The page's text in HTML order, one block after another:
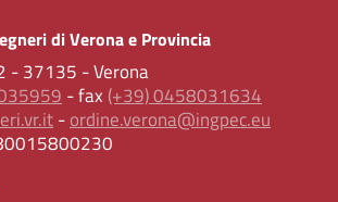
di Verona e Provincia
- 37135 - Verona
- fax (+39) 0458031634
-ordine.verona@ingpec.eu